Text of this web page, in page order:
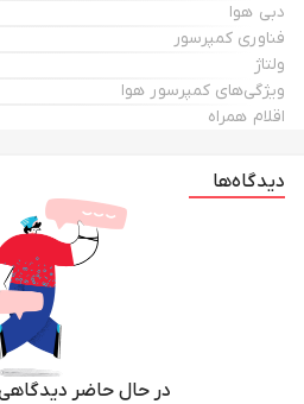
دبی هوا
فناوری کمپرسور
ولتاژ
ویژگی‌های کمپرسور هوا
اقلام همراه
دیدگاه‌ها
در حال حاضر